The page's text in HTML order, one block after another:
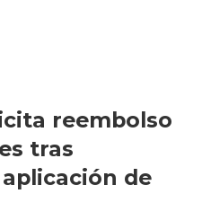
reembolso
tras
de